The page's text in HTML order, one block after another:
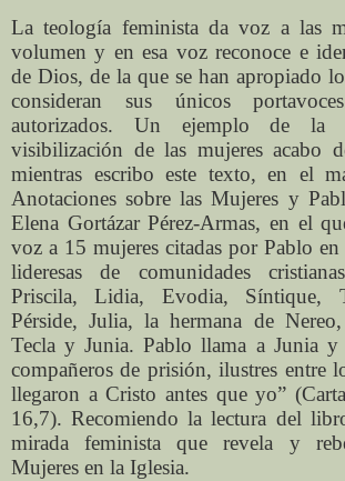
La teología feminista da voz a las
volumen y en esa voz reconoce e
de Dios, de la que se han apropiado
consideran sus únicos
autorizados. Un ejemplo de la
visibilización de las mujeres acabo
mientras escribo este texto, en el
Anotaciones sobre las Mujeres y
Elena Gortázar Pérez-Armas, en el
voz a 15 mujeres citadas por Pablo en
lideresas de comunidades
Priscila, Lidia, Evodia, Síntique,
Pérside, Julia, la hermana de
Tecla y Junia. Pablo llama a Junia
compañeros de prisión, ilustres entre
llegaron a Cristo antes que yo”
16,7). Recomiendo la lectura del
mirada feminista que revela y
Mujeres en la Iglesia.